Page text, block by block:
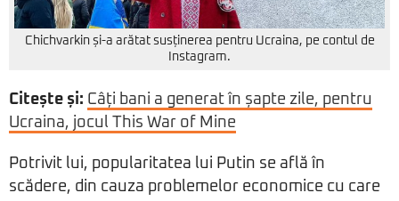
Chichvarkin și-a arătat susținerea pentru Ucraina, pe contul de
Instagram.
Citește și: Câți bani a generat în șapte zile, pentru
Ucraina, jocul This War of Mine
Potrivit lui, popularitatea lui Putin se află în
scădere, din cauza problemelor economice cu care